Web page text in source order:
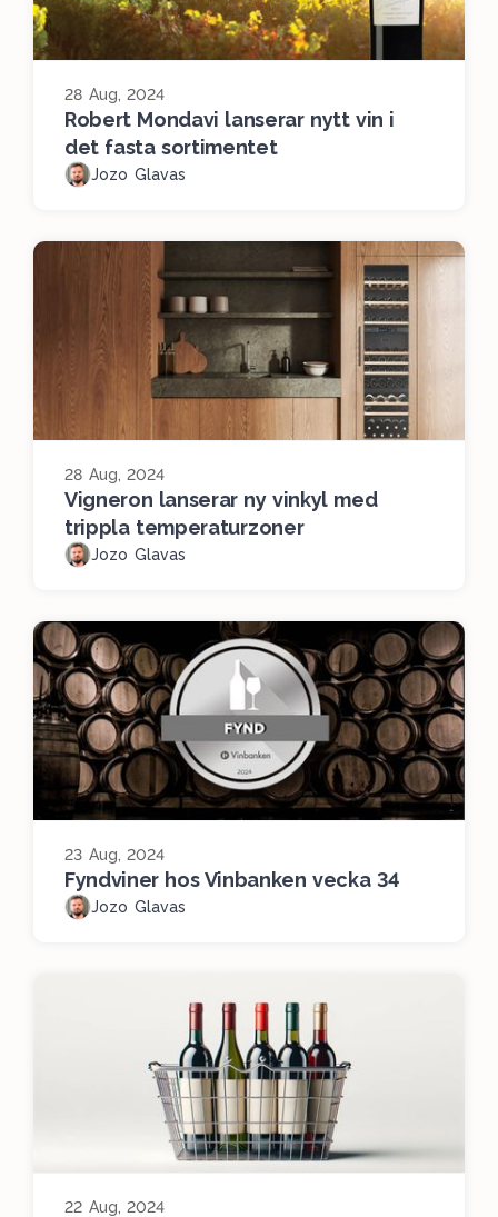
28 Aug, 2024
Robert Mondavi lanserar nytt vin i
det fasta sortimentet
Jozo Glavas
28 Aug, 2024
Vigneron lanserar ny vinkyl med
trippla temperaturzoner
Jozo Glavas
23 Aug, 2024
Fyndviner hos Vinbanken vecka 34
Jozo Glavas
22 Aug, 2024